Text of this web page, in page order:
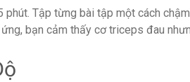
Tập từng bài tập một cách
bạn cảm thấy cơ triceps đau